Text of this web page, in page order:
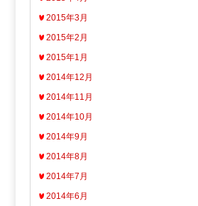
2015年3月
2015年2月
2015年1月
2014年12月
2014年11月
2014年10月
2014年9月
2014年8月
2014年7月
2014年6月